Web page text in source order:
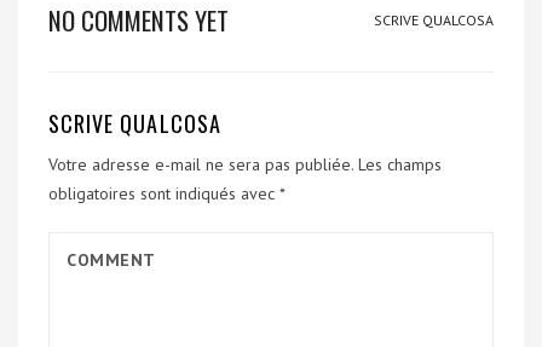
NO COMMENTS YET SCRIVE QUALCOSA
SCRIVE QUALCOSA
Votre adresse e-mail ne sera pas publiée. Les champs
obligatoires sont indiqués avec *